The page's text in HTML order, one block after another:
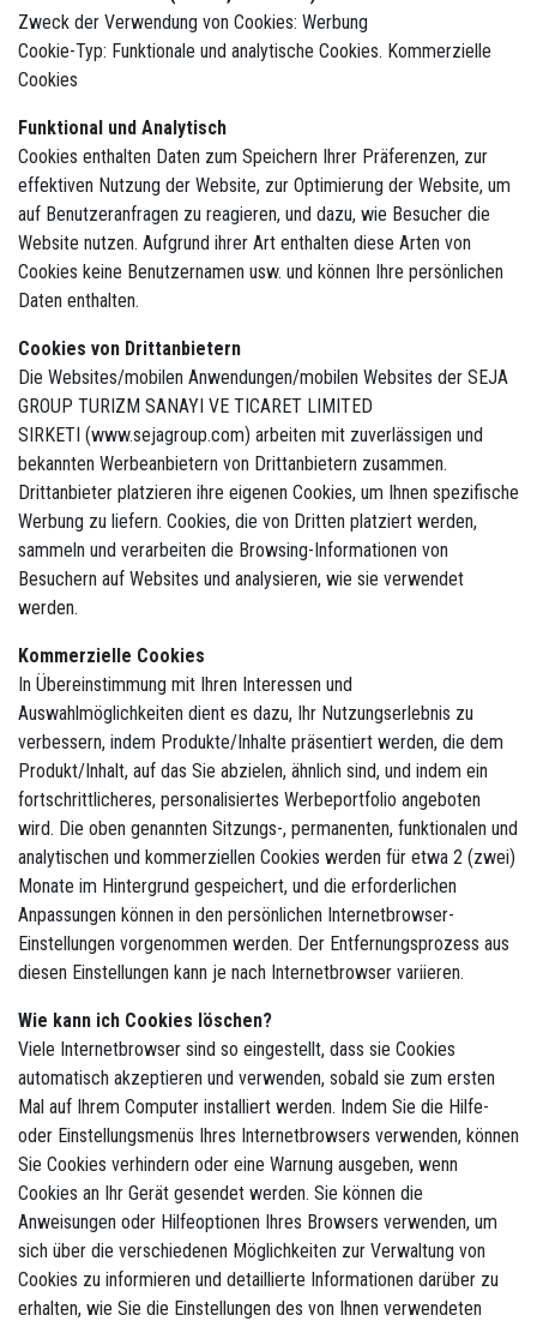
Zweck der Verwendung von Cookies: Werbung
Cookie-Typ: Funktionale und analytische Cookies. Kommerzielle
Cookies
Funktional und Analytisch
Cookies enthalten Daten zum Speichern Ihrer Präferenzen, zur
effektiven Nutzung der Website, zur Optimierung der Website, um
auf Benutzeranfragen zu reagieren, und dazu, wie Besucher die
Website nutzen. Aufgrund ihrer Art enthalten diese Arten von
Cookies keine Benutzernamen usw. und können Ihre persönlichen
Daten enthalten.
Cookies von Drittanbietern
Die Websites/mobilen Anwendungen/mobilen Websites der SEJA
GROUP TURIZM SANAYI VE TICARET LIMITED
SIRKETI (www.sejagroup.com) arbeiten mit zuverlässigen und
bekannten Werbeanbietern von Drittanbietern zusammen.
Drittanbieter platzieren ihre eigenen Cookies, um Ihnen spezifische
Werbung zu liefern. Cookies, die von Dritten platziert werden,
sammeln und verarbeiten die Browsing-Informationen von
Besuchern auf Websites und analysieren, wie sie verwendet
werden.
Kommerzielle Cookies
In Übereinstimmung mit Ihren Interessen und
Auswahlmöglichkeiten dient es dazu, Ihr Nutzungserlebnis zu
verbessern, indem Produkte/Inhalte präsentiert werden, die dem
Produkt/Inhalt, auf das Sie abzielen, ähnlich sind, und indem ein
fortschrittlicheres, personalisiertes Werbeportfolio angeboten
wird. Die oben genannten Sitzungs-, permanenten, funktionalen und
analytischen und kommerziellen Cookies werden für etwa 2 (zwei)
Monate im Hintergrund gespeichert, und die erforderlichen
Anpassungen können in den persönlichen Internetbrowser-
Einstellungen vorgenommen werden. Der Entfernungsprozess aus
diesen Einstellungen kann je nach Internetbrowser variieren.
Wie kann ich Cookies löschen?
Viele Internetbrowser sind so eingestellt, dass sie Cookies
automatisch akzeptieren und verwenden, sobald sie zum ersten
Mal auf Ihrem Computer installiert werden. Indem Sie die Hilfe-
oder Einstellungsmenüs Ihres Internetbrowsers verwenden, können
Sie Cookies verhindern oder eine Warnung ausgeben, wenn
Cookies an Ihr Gerät gesendet werden. Sie können die
Anweisungen oder Hilfeoptionen Ihres Browsers verwenden, um
sich über die verschiedenen Möglichkeiten zur Verwaltung von
Cookies zu informieren und detaillierte Informationen darüber zu
erhalten, wie Sie die Einstellungen des von Ihnen verwendeten